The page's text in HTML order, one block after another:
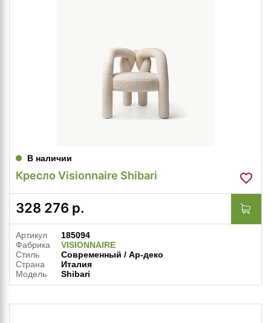
В наличии
Кресло Visionnaire Shibari
328 276 р.
Артикул
185094
Фабрика
VISIONNAIRE
Стиль
Современный / Ар-деко
Страна
Италия
Модель
Shibari